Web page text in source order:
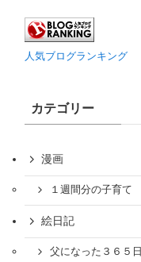
人気ブログランキング
カテゴリー
漫画
１週間分の子育て
絵日記
父になった３６５日